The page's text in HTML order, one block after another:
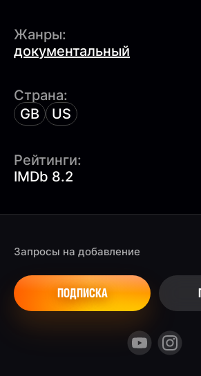
Жанры:
документальный
Страна:
GB
US
Рейтинги:
IMDb 8.2
Запросы на добавление
ПОДПИСКА